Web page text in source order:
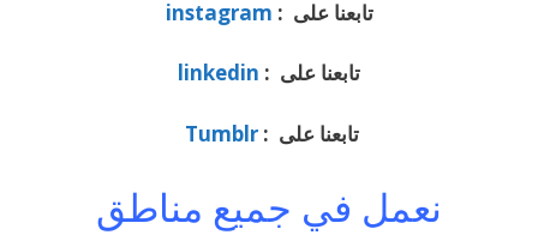
تابعنا على : instagram
تابعنا على : linkedin
تابعنا على :Tumblr
نعمل في جميع مناطق